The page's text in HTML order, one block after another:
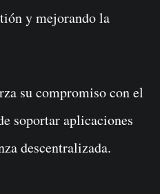
y mejorando la
su compromiso con el
soportar aplicaciones
descentralizada.